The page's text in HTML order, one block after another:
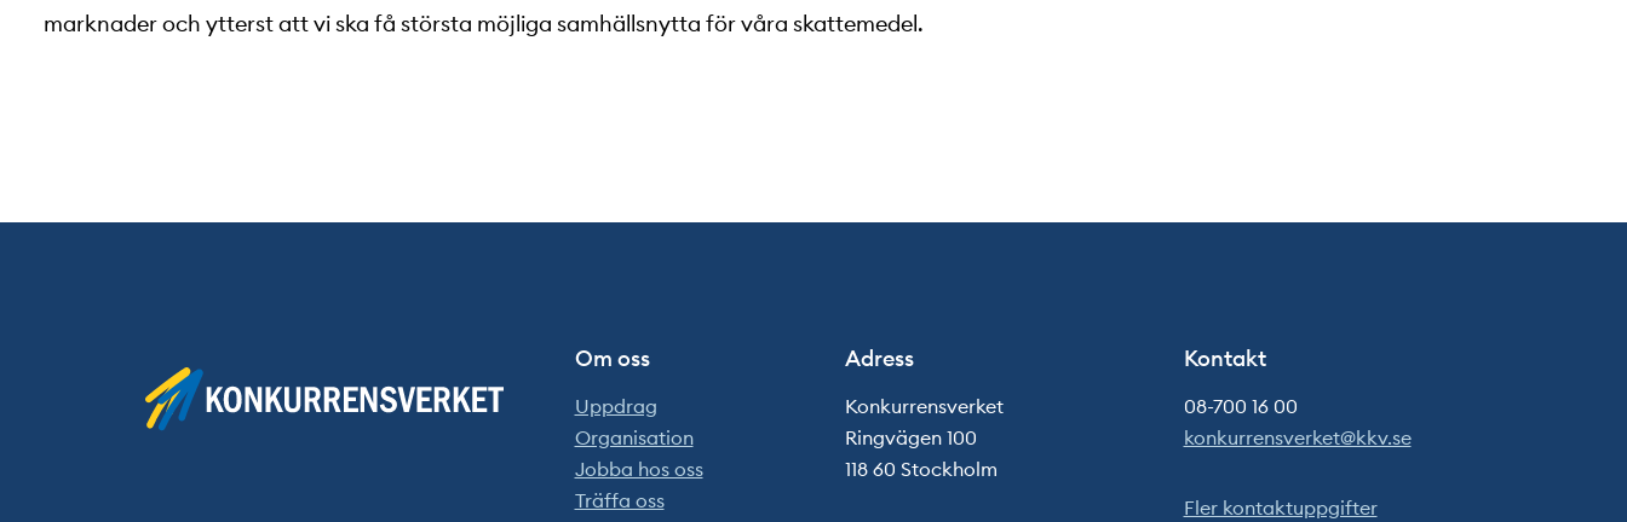
marknader och ytterst att vi ska få största möjliga samhällsnytta för våra skattemedel.
Om oss
Uppdrag
Organisation
Jobba hos oss
Träffa oss
Adress
Konkurrensverket
Ringvägen 100
118 60 Stockholm
Kontakt
08-700 16 00
konkurrensverket@kkv.se
Fler kontaktuppgifter